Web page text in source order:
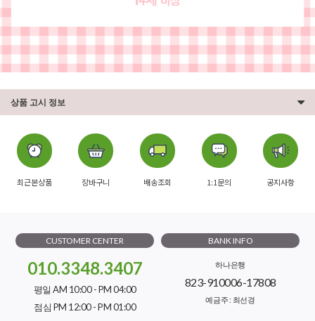
상품 고시 정보
최근본상품 장바구니 배송조회 1:1문의 공지사항
CUSTOMER CENTER
010.3348.3407
평일 AM 10:00 - PM 04:00
점심 PM 12:00 - PM 01:00
BANK INFO
하나은행
823-910006-17808
예금주 : 최선경